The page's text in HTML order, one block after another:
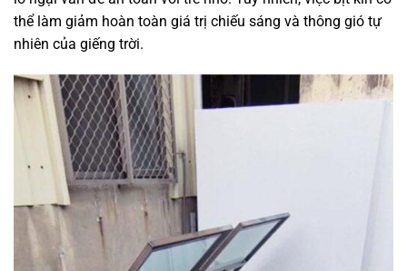
thể làm giảm hoàn toàn giá trị chiếu sáng và thông gió tự
nhiên của giếng trời.